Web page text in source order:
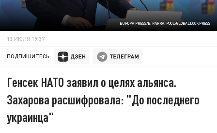
EUROPA PRESS/E. PARRA. POOL/GLOBALLOOKPRESS
13 ИЮЛЯ 19:37
ПОДПИШИТЕСЬ:
Генсек НАТО заявил о целях альянса.
Захарова расшифровала: "До последнего
украинца"